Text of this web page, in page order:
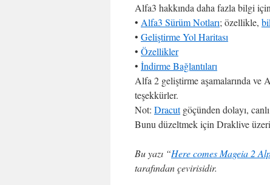
Alfa3 hakkında daha fazla bilgi
• Alfa3 Sürüm Notları; özellikle,
• Geliştirme Yol Haritası
• Özellikler
• İndirme Bağlantıları
Alfa 2 geliştirme aşamalarında ve
teşekkürler.
Not: Dracutgöçünden dolayı,
Bunu düzeltmek için Draklive
Bu yazı “Here comes Mageia 2
tarafından çevirisidir.